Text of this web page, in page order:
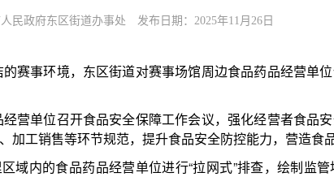
民政府东区街道办事处 发布日期：2025年11月26日
赛事环境，东区街道对赛事场馆周边食品药品经营单
单位召开食品安全保障工作会议，强化经营者食品
工销售等环节规范，提升食品安全防控能力，营造食
域内的食品药品经营单位进行“拉网式”排查，绘制监